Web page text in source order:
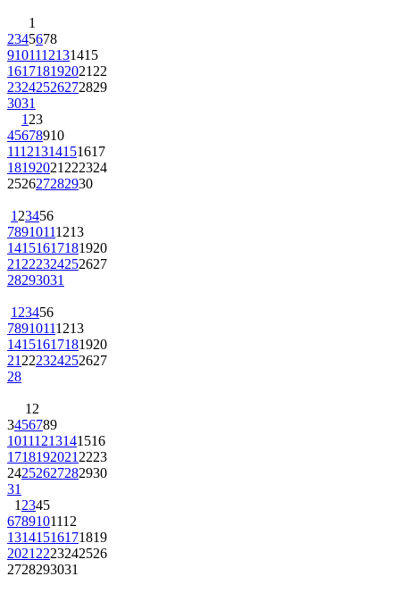
1
2345678
9101112131415
16171819202122
23242526272829
3031
123
45678910
11121314151617
18192021222324
252627282930
123456
78910111213
14151617181920
21222324252627
28293031
123456
78910111213
14151617181920
21222324252627
28
12
3456789
10111213141516
17181920212223
24252627282930
31
12345
6789101112
13141516171819
20212223242526
2728293031